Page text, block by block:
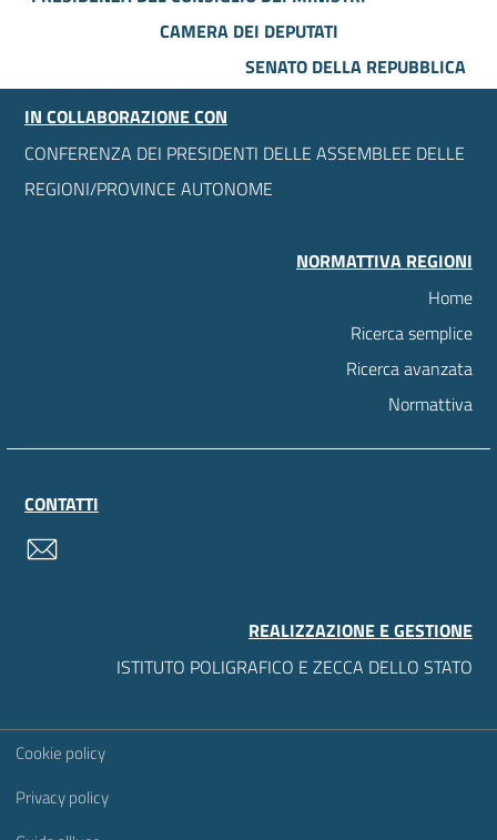
CAMERA DEI DEPUTATI
SENATO DELLA REPUBBLICA
IN COLLABORAZIONE CON
CONFERENZA DEI PRESIDENTI DELLE ASSEMBLEE DELLE
REGIONI/PROVINCE AUTONOME
NORMATTIVA REGIONI
Home
Ricerca semplice
Ricerca avanzata
Normattiva
CONTATTI
REALIZZAZIONE E GESTIONE
ISTITUTO POLIGRAFICO E ZECCA DELLO STATO
Sezione Link Utili
Cookie policy
Privacy policy